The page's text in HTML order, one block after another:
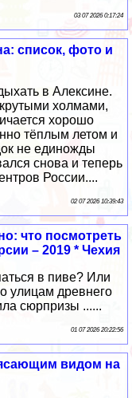
03 07 2026 0:17:24
список, фото и
в Алексине.
холмами,
хорошо
тёплым летом и
не единожды
снова и теперь
России....
02 07 2026 10:39:43
что посмотреть
– 2019 * Чехия
в пиве? Или
улицам древнего
сюрпризы ......
01 07 2026 20:22:56
видом на